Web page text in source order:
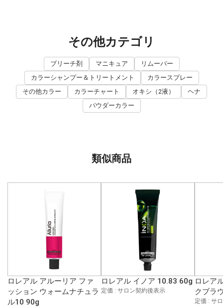
その他カテゴリ
ブリーチ剤 マニキュア
リムーバー
カラーシャンプー＆トリートメント
カラースプレー
その他カラー
カラーチャート オキシ（2液）
ヘナ
パウダーカラー
類似商品
ロレアル アルーリア ファ
ッション ウォームナチュラ
ル10 90g
ロレアル イノア 10.83 60g
定価 : サロン契約後表示
ロレア
クブラ
定価 : サ